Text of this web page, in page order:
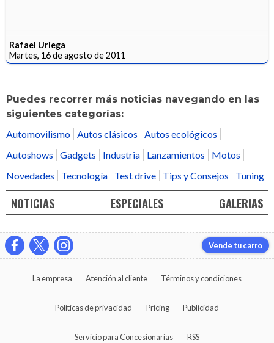
Rafael Uriega
Martes, 16 de agosto de 2011
Puedes recorrer más noticias navegando en las
siguientes categorías:
Automovilismo Autos clásicos
Autos ecológicos
Autoshows
Gadgets Industria Lanzamientos
Motos
Novedades
Tecnología Test drive Tips y Consejos Tuning
NOTICIAS ESPECIALES GALERIAS
Vende tu carro
La empresa Atención al cliente Términos y condiciones
Políticas de privacidad Pricing Publicidad
Servicio para Concesionarias RSS